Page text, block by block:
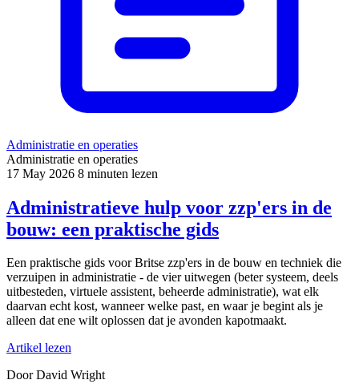
Administratie en operaties
Administratie en operaties
17 May 2026 8 minuten lezen
Administratieve hulp voor zzp'ers in de
bouw: een praktische gids
Een praktische gids voor Britse zzp'ers in de bouw en techniek die
verzuipen in administratie - de vier uitwegen (beter systeem, deels
uitbesteden, virtuele assistent, beheerde administratie), wat elk
daarvan echt kost, wanneer welke past, en waar je begint als je
alleen dat ene wilt oplossen dat je avonden kapotmaakt.
Artikel lezen
Door David Wright